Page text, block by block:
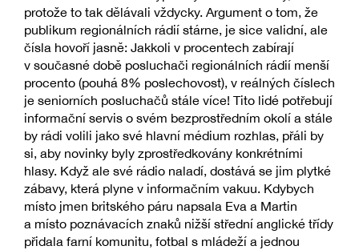
protože to tak dělávali vždycky. Argument o tom, že
publikum regionálních rádií stárne, je sice validní, ale
čísla hovoří jasně: Jakkoli v procentech zabírají
v současné době posluchači regionálních rádií menší
procento (pouhá 8% poslechovost), v reálných číslech
je seniorních posluchačů stále více! Tito lidé potřebují
informační servis o svém bezprostředním okolí a stále
by rádi volili jako své hlavní médium rozhlas, přáli by
si, aby novinky byly zprostředkovány konkrétními
hlasy. Když ale své rádio naladí, dostává se jim plytké
zábavy, která plyne v informačním vakuu. Kdybych
místo jmen britského páru napsala Eva a Martin
a místo poznávacích znaků nižší střední anglické třídy
přidala farní komunitu, fotbal s mládeží a jednou